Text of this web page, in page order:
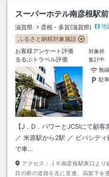
スーパーホテル南彦根駅前
滋賀県 彦根・多賀(滋賀県)
地
ふるさと納税対象施設
お客様アンケート評価
対象外
るるぶトラベル評価
集計中
無
駐
【J．D．パワーとJCSIにて顧
／ 米原駅から2駅 ／ ビバシテ
で車…
アクセス：
ＪＲ南彦根駅東口よ
目の前の道路を左に直進、高架下を